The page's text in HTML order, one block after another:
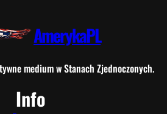
AmerykaPL
medium w Stanach Zjednoczonych.
Info